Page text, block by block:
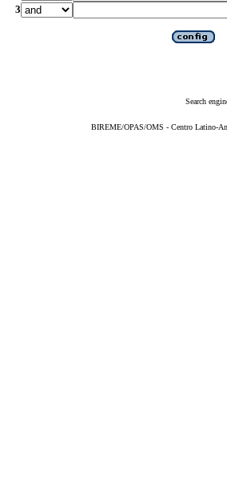
3
Search
BIREME/OPAS/OMS - Centro Latino-